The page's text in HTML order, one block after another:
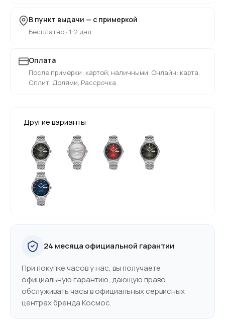
В пункт выдачи — с примеркой
Бесплатно · 1-2 дня
Оплата
После примерки: картой, наличными. Онлайн: карта,
Сплит, Долями, Рассрочка
Другие варианты:
24 месяца официальной гарантии
При покупке часов у нас, вы получаете
официальную гарантию, дающую право
обслуживать часы в официальных сервисных
центрах бренда Космос.